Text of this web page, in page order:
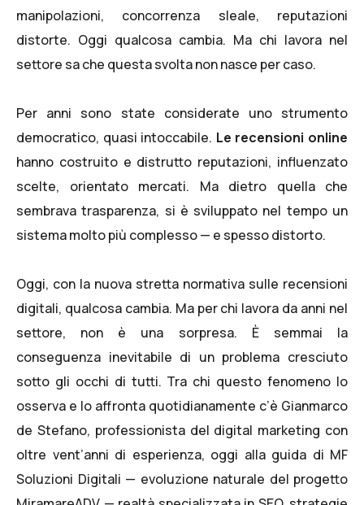
manipolazioni, concorrenza sleale, reputazioni
distorte. Oggi qualcosa cambia. Ma chi lavora nel
settore sa che questa svolta non nasce per caso.
Per anni sono state considerate uno strumento
democratico, quasi intoccabile. Le recensioni online
hanno costruito e distrutto reputazioni, influenzato
scelte, orientato mercati. Ma dietro quella che
sembrava trasparenza, si è sviluppato nel tempo un
sistema molto più complesso — e spesso distorto.
Oggi, con la nuova stretta normativa sulle recensioni
digitali, qualcosa cambia. Ma per chi lavora da anni nel
settore, non è una sorpresa. È semmai la
conseguenza inevitabile di un problema cresciuto
sotto gli occhi di tutti. Tra chi questo fenomeno lo
osserva e lo affronta quotidianamente c’è Gianmarco
de Stefano, professionista del digital marketing con
oltre vent’anni di esperienza, oggi alla guida di MF
Soluzioni Digitali — evoluzione naturale del progetto